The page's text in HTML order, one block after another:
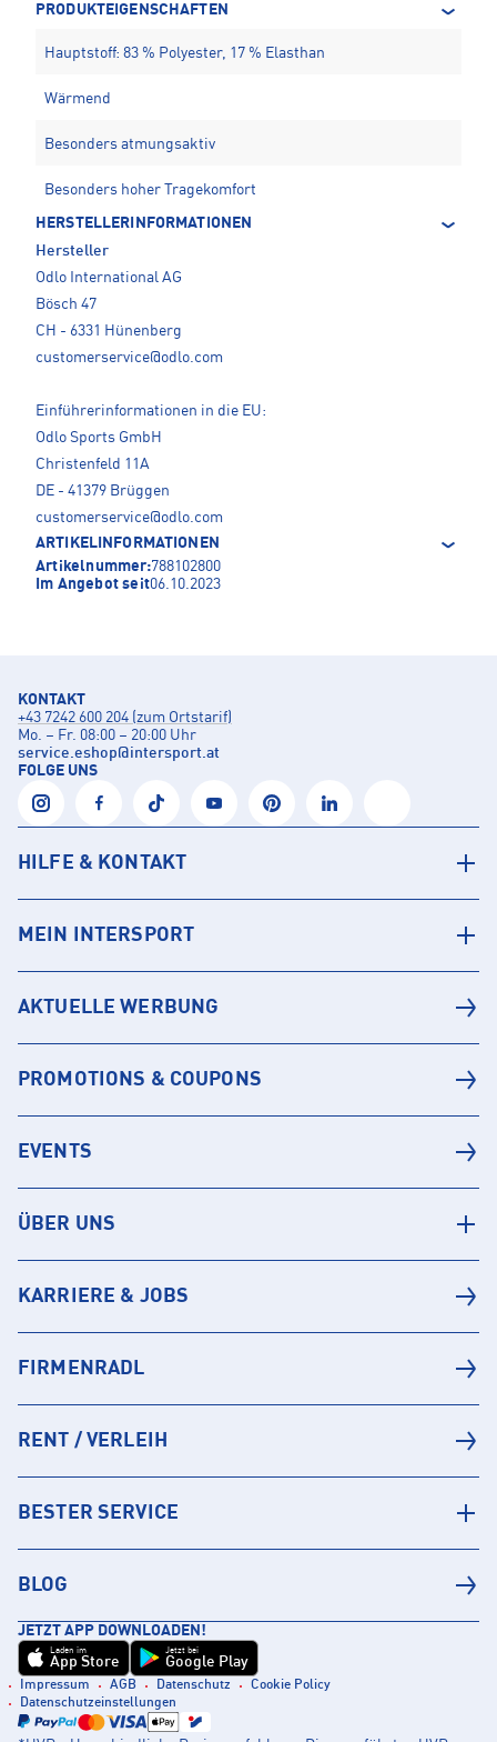
PRODUKTEIGENSCHAFTEN
Hauptstoff: 83 % Polyester, 17 % Elasthan
Wärmend
Besonders atmungsaktiv
Besonders hoher Tragekomfort
HERSTELLERINFORMATIONEN
Hersteller
Odlo International AG
Bösch 47
CH - 6331 Hünenberg
customerservice@odlo.com
Einführerinformationen in die EU:
Odlo Sports GmbH
Christenfeld 11A
DE - 41379 Brüggen
customerservice@odlo.com
ARTIKELINFORMATIONEN
Artikelnummer:788102800
Im Angebot seit06.10.2023
KONTAKT
+43 7242 600 204 (zum Ortstarif)
Mo. – Fr. 08:00 – 20:00 Uhr
service.eshop@intersport.at
FOLGE UNS
HILFE & KONTAKT
MEIN INTERSPORT
AKTUELLE WERBUNG
PROMOTIONS & COUPONS
EVENTS
ÜBER UNS
KARRIERE & JOBS
FIRMENRADL
RENT / VERLEIH
BESTER SERVICE
BLOG
JETZT APP DOWNLOADEN!
Laden im
App Store
Jetzt bei
Google Play
Impressum AGB Datenschutz
Cookie Policy
Datenschutzeinstellungen